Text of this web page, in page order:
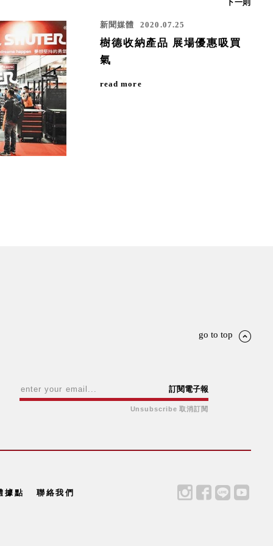
下一則
新聞媒體 2020.07.25
樹德收納產品 展場優惠吸買
氣
read more
go to top
訂閱電子報
Unsubscribe 取消訂閱
據點 聯絡我們